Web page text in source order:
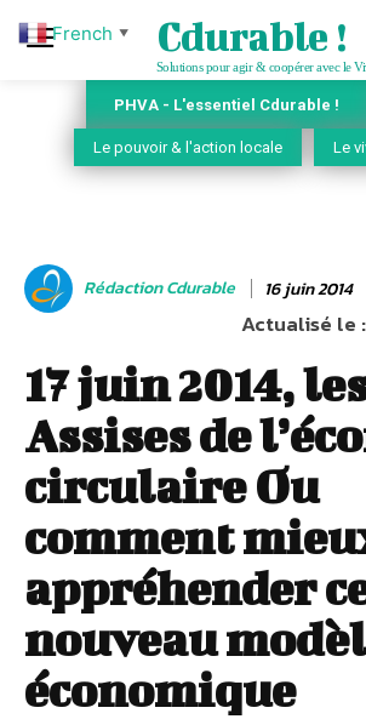
Cdurable !
Solutions pour agir & coopérer avec le
PHVA - L'essentiel Cdurable !
Le pouvoir & l'action locale Le
Rédaction Cdurable 16 juin 2014
Actualisé le :
17 juin 2014,
Assises de
circulaire Ou
comment
appréhender
nouveau
économique
French ▼